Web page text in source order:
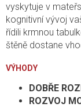
vyskytuje v
kognitivní vývoj
řídili krmnou
štěně dostane
VÝHODY
DOBŘE
ROZVOJ